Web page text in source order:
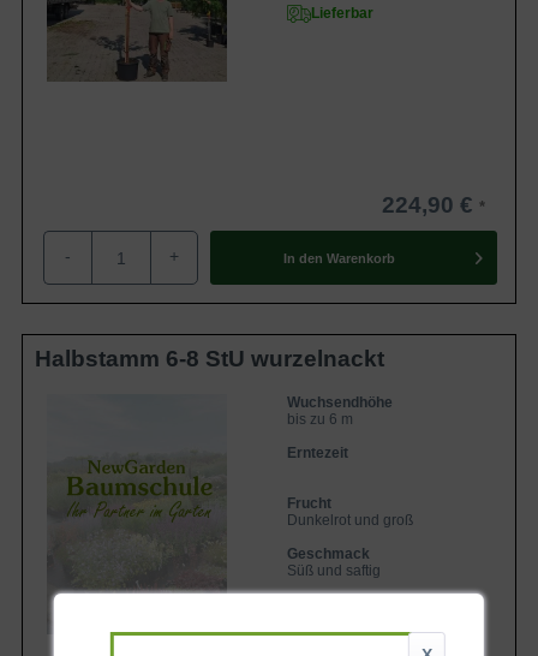
Lieferbar
224,90 €
- + In den Warenkorb
Halbstamm 6-8 StU wurzelnackt
Wuchsendhöhe
bis zu 6 m
Erntezeit
Frucht
Dunkelrot und groß
Geschmack
Süß und saftig